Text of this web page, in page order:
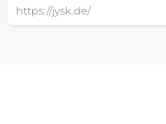
https://jysk.de/